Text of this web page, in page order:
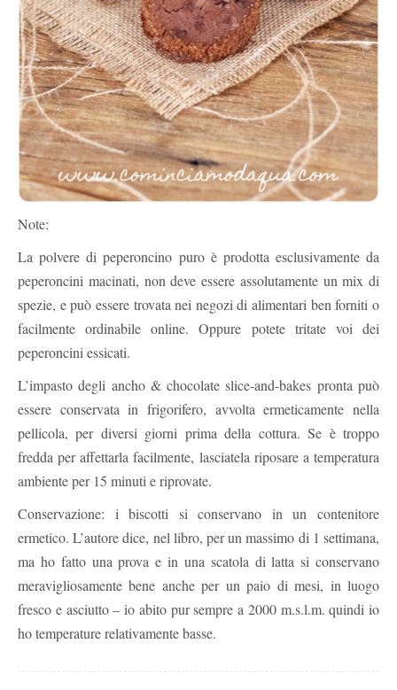
Note:
La polvere di peperoncino puro è prodotta esclusivamente da
peperoncini macinati, non deve essere assolutamente un mix di
spezie, e può essere trovata nei negozi di alimentari ben forniti o
facilmente ordinabile online. Oppure potete tritate voi dei
peperoncini essicati.
L’impasto degli ancho & chocolate slice-and-bakes pronta può
essere conservata in frigorifero, avvolta ermeticamente nella
pellicola, per diversi giorni prima della cottura. Se è troppo
fredda per affettarla facilmente, lasciatela riposare a temperatura
ambiente per 15 minuti e riprovate.
Conservazione: i biscotti si conservano in un contenitore
ermetico. L’autore dice, nel libro, per un massimo di 1 settimana,
ma ho fatto una prova e in una scatola di latta si conservano
meravigliosamente bene anche per un paio di mesi, in luogo
fresco e asciutto – io abito pur sempre a 2000 m.s.l.m. quindi io
ho temperature relativamente basse.